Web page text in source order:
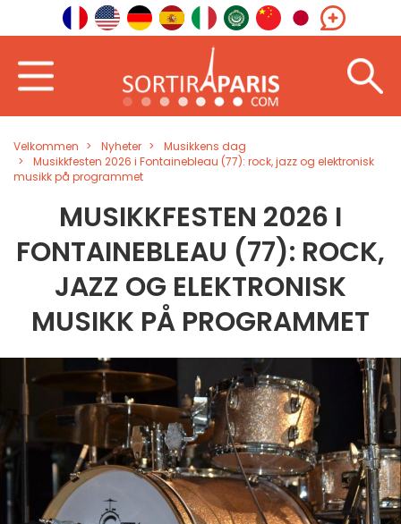
Velkommen Nyheter
Musikkens dag
Musikkfesten 2026 i Fontainebleau (77): rock, jazz og elektronisk
musikk på programmet
MUSIKKFESTEN 2026 I
FONTAINEBLEAU (77): ROCK,
JAZZ OG ELEKTRONISK
MUSIKK PÅ PROGRAMMET